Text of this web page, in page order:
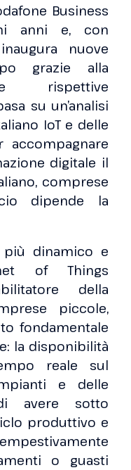
Business
anni e, con
nuove
grazie alla
rispettive
su un’analisi
IoT e delle
digitale il
comprese
dipende la
dinamico e
of Things
della
piccole,
fondamentale
la disponibilità
reale sul
e delle
avere sotto
produttivo e
o guasti